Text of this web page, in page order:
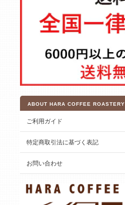
ABOUT HARA COFFEE ROASTERY
ご利用ガイド
特定商取引法に基づく表記
お問い合わせ